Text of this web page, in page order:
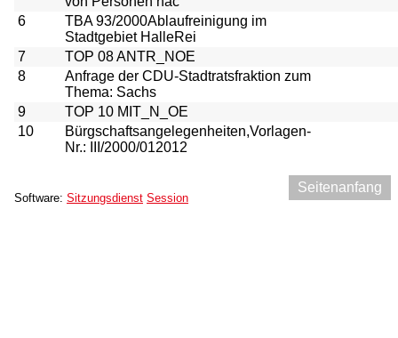
6
TBA 93/2000Ablaufreinigung im
Stadtgebiet HalleRei
7
TOP 08 ANTR_NOE
8
Anfrage der CDU-Stadtratsfraktion zum
Thema: Sachs
9
TOP 10 MIT_N_OE
10
Bürgschaftsangelegenheiten,Vorlagen-
Nr.: III/2000/012012
Seitenanfang
Software: Sitzungsdienst Session